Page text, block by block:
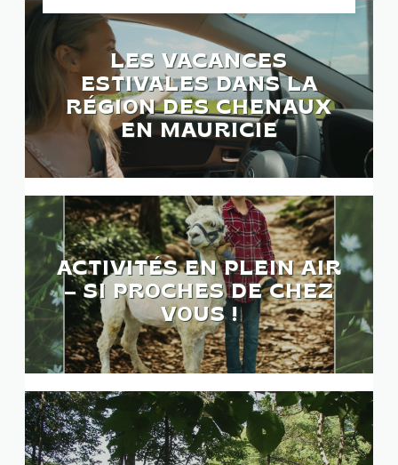
LES VACANCES
ESTIVALES DANS LA
RÉGION DES CHENAUX
EN MAURICIE
ACTIVITÉS EN PLEIN AIR
– SI PROCHES DE CHEZ
VOUS !